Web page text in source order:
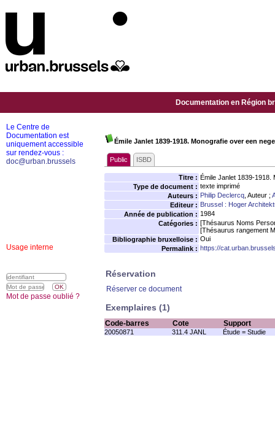
Documentation en Région
Émile Janlet 1839-1918. Monografie over een
Public ISBD
Titre : Émile Janlet 1839-1918.
Type de document : texte imprimé
Auteurs : Philip Declercq , Auteur ;
Editeur : Brussel : Hoger
Année de publication : 1984
Catégories : [Thésaurus Noms
[Thésaurus rangement
Bibliographie bruxelloise : Oui
Permalink : https://
Réservation
Réserver ce document
Exemplaires (1)
Code-barres Cote Support
20050871 311.4 JANL Étude = Studie
Le Centre de
Documentation est
uniquement accessible
sur rendez-vous :
doc@urban.brussels
Usage interne
Mot de passe oublié ?